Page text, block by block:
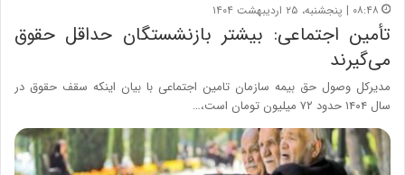
۰۸:۴۸ | پنجشنبه، ۲۵ اردیبهشت ۱۴۰۴
تأمین اجتماعی: بیشتر بازنشستگان حداقل حقوق
می‌گیرند
مدیرکل وصول حق بیمه سازمان تامین اجتماعی با بیان اینکه سقف حقوق در
سال ۱۴۰۴ حدود ۷۲ میلیون تومان است،…